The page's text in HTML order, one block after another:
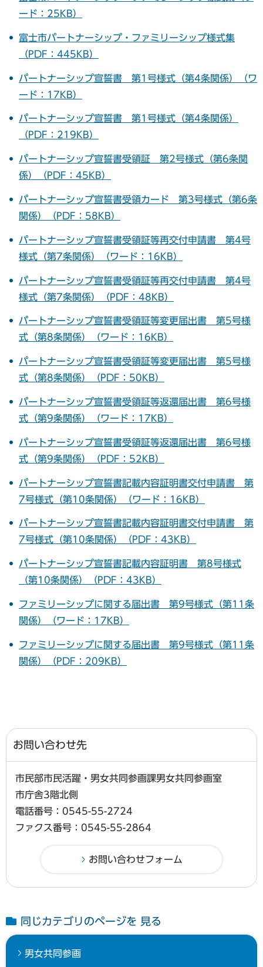
ード：25KB）
富士市パートナーシップ・ファミリーシップ様式集
（PDF：445KB）
パートナーシップ宣誓書 第1号様式（第4条関係）（ワ
ード：17KB）
パートナーシップ宣誓書 第1号様式（第4条関係）
（PDF：219KB）
パートナーシップ宣誓書受領証 第2号様式（第6条関
係）（PDF：45KB）
パートナーシップ宣誓書受領カード 第3号様式（第6条
関係）（PDF：58KB）
パートナーシップ宣誓書受領証等再交付申請書 第4号
様式（第7条関係）（ワード：16KB）
パートナーシップ宣誓書受領証等再交付申請書 第4号
様式（第7条関係）（PDF：48KB）
パートナーシップ宣誓書受領証等変更届出書 第5号様
式（第8条関係）（ワード：16KB）
パートナーシップ宣誓書受領証等変更届出書 第5号様
式（第8条関係）（PDF：50KB）
パートナーシップ宣誓書受領証等返還届出書 第6号様
式（第9条関係）（ワード：17KB）
パートナーシップ宣誓書受領証等返還届出書 第6号様
式（第9条関係）（PDF：52KB）
パートナーシップ宣誓書記載内容証明書交付申請書 第
7号様式（第10条関係）（ワード：16KB）
パートナーシップ宣誓書記載内容証明書交付申請書 第
7号様式（第10条関係）（PDF：43KB）
パートナーシップ宣誓書記載内容証明書 第8号様式
（第10条関係）（PDF：43KB）
ファミリーシップに関する届出書 第9号様式（第11条
関係）（ワード：17KB）
ファミリーシップに関する届出書 第9号様式（第11条
関係）（PDF：209KB）
お問い合わせ先
市民部市民活躍・男女共同参画課男女共同参画室
市庁舎3階北側
電話番号：0545-55-2724
ファクス番号：0545-55-2864
同じカテゴリのページを 見る
男女共同参画